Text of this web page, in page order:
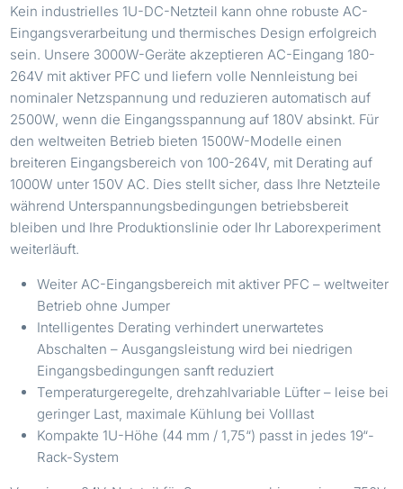
Kein industrielles 1U-DC-Netzteil kann ohne robuste AC-
Eingangsverarbeitung und thermisches Design erfolgreich
sein. Unsere 3000W-Geräte akzeptieren AC-Eingang 180-
264V mit aktiver PFC und liefern volle Nennleistung bei
nominaler Netzspannung und reduzieren automatisch auf
2500W, wenn die Eingangsspannung auf 180V absinkt. Für
den weltweiten Betrieb bieten 1500W-Modelle einen
breiteren Eingangsbereich von 100-264V, mit Derating auf
1000W unter 150V AC. Dies stellt sicher, dass Ihre Netzteile
während Unterspannungsbedingungen betriebsbereit
bleiben und Ihre Produktionslinie oder Ihr Laborexperiment
weiterläuft.
Weiter AC-Eingangsbereich mit aktiver PFC – weltweiter
Betrieb ohne Jumper
Intelligentes Derating verhindert unerwartetes
Abschalten – Ausgangsleistung wird bei niedrigen
Eingangsbedingungen sanft reduziert
Temperaturgeregelte, drehzahlvariable Lüfter – leise bei
geringer Last, maximale Kühlung bei Volllast
Kompakte 1U-Höhe (44 mm / 1,75“) passt in jedes 19“-
Rack-System